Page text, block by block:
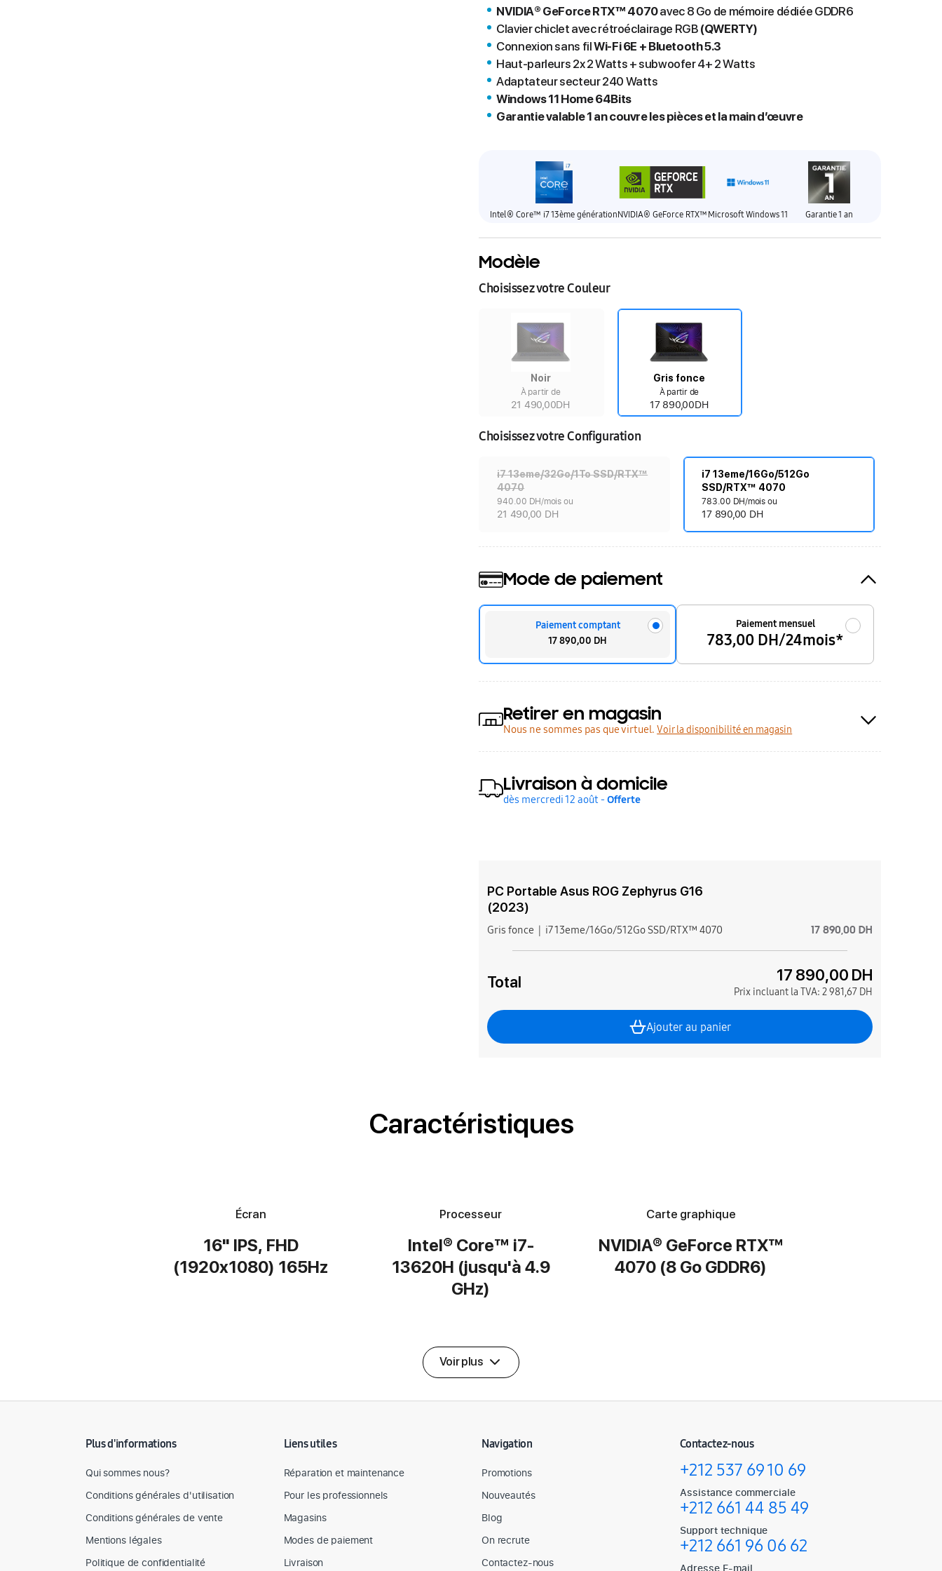
NVIDIA® GeForce RTX™ 4070avec 8 Go de mémoire dédiée GDDR6
Clavier chiclet avec rétroéclairage RGB (QWERTY)
Connexion sans filWi-Fi 6E + Bluetooth 5.3
Haut-parleurs 2x 2 Watts + subwoofer 4+ 2 Watts
Adaptateur secteur 240 Watts
Windows 11 Home 64Bits
Garantie valable 1 an couvre les pièces et la main d’œuvre
Intel® Core™ i7 13ème génération NVIDIA® GeForce RTX™ Microsoft Windows 11 Garantie 1 an
Modèle
Choisissez votre Couleur
Noir
À partir de
21 490,00DH
Gris fonce
À partir de
17 890,00DH
Choisissez votre Configuration
i7 13eme/32Go/1To SSD/RTX™
4070
940.00 DH/mois ou
21 490,00 DH
i7 13eme/16Go/512Go
SSD/RTX™ 4070
783.00 DH/mois ou
17 890,00 DH
Mode de paiement
Paiement comptant
17 890,00 DH
Paiement mensuel
783,00 DH/24mois*
Retirer en magasin
Nous ne sommes pas que virtuel.Voir la disponibilité en magasin
Livraison à domicile
dès mercredi 12 août -Offerte
PC Portable Asus ROG Zephyrus G16
(2023)
Gris fonce i7 13eme/16Go/512Go SSD/RTX™ 4070 17 890,00 DH
Total 17 890,00 DH
Prix incluant la TVA: 2 981,67 DH
Ajouter au panier
Caractéristiques
Écran
16" IPS, FHD
(1920x1080) 165Hz
Processeur
Intel® Core™ i7-
13620H (jusqu'à 4.9
GHz)
Carte graphique
NVIDIA® GeForce RTX™
4070 (8 Go GDDR6)
Voir plus
Plus d'informations
Qui sommes nous?
Conditions générales d'utilisation
Conditions générales de vente
Mentions légales
Politique de confidentialité
Liens utiles
Réparation et maintenance
Pour les professionnels
Magasins
Modes de paiement
Livraison
Navigation
Promotions
Nouveautés
Blog
On recrute
Contactez-nous
Contactez-nous
+212 537 69 10 69
Assistance commerciale
+212 661 44 85 49
Support technique
+212 661 96 06 62
Adresse E-mail